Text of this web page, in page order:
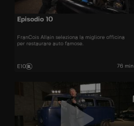
Episodio 10
FranCois Allain seleziona la migliore officina
per restaurare auto famose.
E10 76 min